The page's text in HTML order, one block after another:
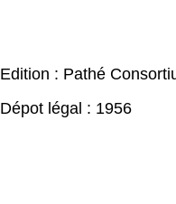
Edition : Pathé
Dépot légal : 1956